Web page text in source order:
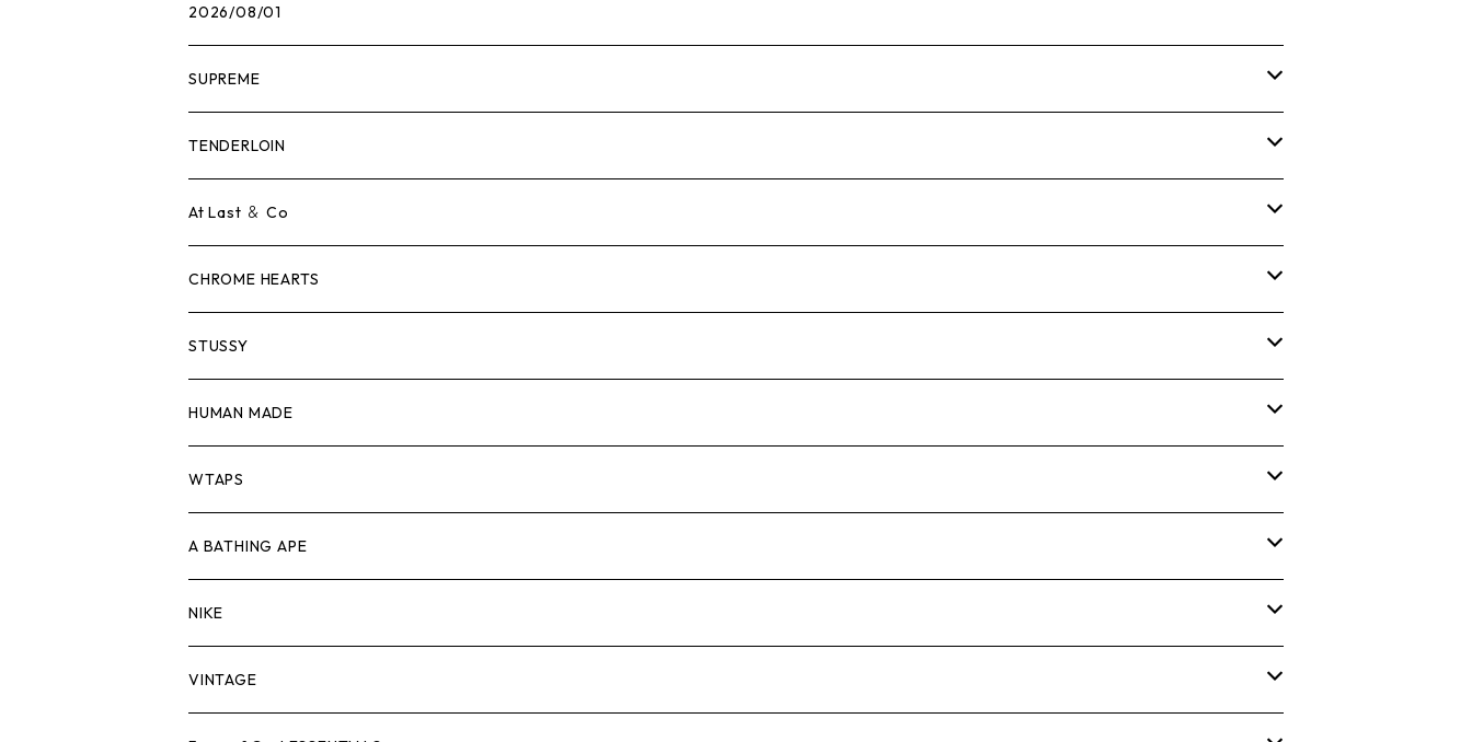
2026/08/01
SUPREME
Tシャツ
ロンTEE
スウェット/ニット
シャツ
ジャケット
パンツ
キャップ・ハット
バッグ
シューズ
TENDERLOIN
Tシャツ
ロンTEE
スウェット/ニット
シャツ
ジャケット
パンツ
キャップ・ハット
バッグ
At Last ＆ Co
Tシャツ
ロンTEE
スウェット/ニット
シャツ
ジャケット
パンツ
キャップ・ハット
CHROME HEARTS
Tシャツ
ロンTEE
スウェット/ニット
シャツ
ジャケット
パンツ
STUSSY
Tシャツ
ロンTEE
スウェット/ニット
シャツ
ジャケット
HUMAN MADE
Tシャツ
ロンT
スウェット/ニット
シャツ
WTAPS
Tシャツ
ロンTEE
スウェット/ニット
A BATHING APE
Tシャツ
ロンTEE
NIKE
シューズ
VINTAGE